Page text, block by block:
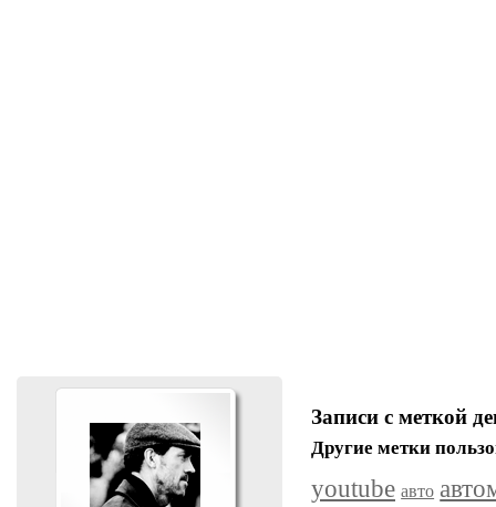
Записи с меткой
Другие метки
youtube авто